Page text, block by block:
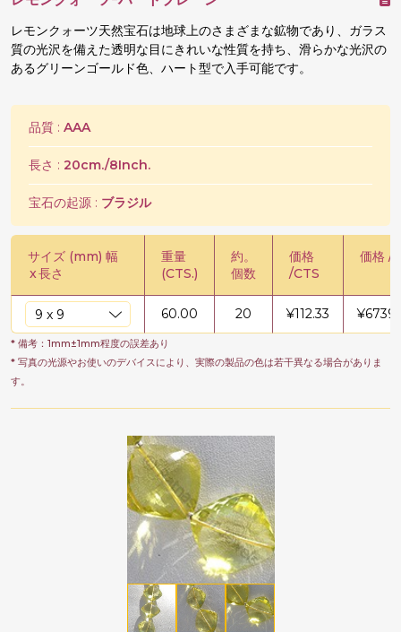
レモンクォーツ天然宝石は地球上のさまざまな鉱物であり、ガラス
質の光沢を備えた透明な目にきれいな性質を持ち、滑らかな光沢の
あるグリーンゴールド色、ハート型で入手可能です。
品質 : AAA
長さ : 20cm./8Inch.
宝石の起源 : ブラジル
サイズ (mm) 幅
x長さ
重量
(CTS.)
約。
個数
価格
/CTS
価格 /
60.00 20 ¥112.33 ¥
* 備考：1mm±1mm程度の誤差あり
* 写真の光源やお使いのデバイスにより、実際の製品の色は若干異なる場合がありま
す。